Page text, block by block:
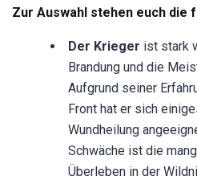
Zur Auswahl stehen euch die
Der Krieger ist stark
Brandung und die
Aufgrund seiner
Front hat er sich
Wundheilung
Schwäche ist die
Überleben in der